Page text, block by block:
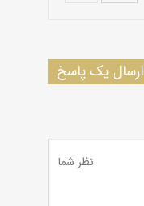
ارسال یک پاسخ